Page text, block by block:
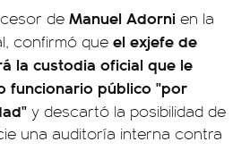
de Manuel Adorni en la
confirmó que el exjefe de
la custodia oficial que le
funcionario público "por
y descartó la posibilidad de
una auditoría interna contra